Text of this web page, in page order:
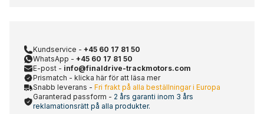
Kundservice - +45 60 17 81 50
WhatsApp - +45 60 17 81 50
E-post - info@finaldrive-trackmotors.com
Prismatch - klicka här för att läsa mer
Snabb leverans - Fri frakt på alla beställningar i Europa
Garanterad passform - 2 års garanti inom 3 års
reklamationsrätt på alla produkter.